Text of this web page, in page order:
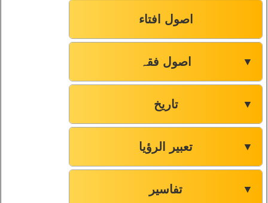
اصول افتاء
اصول فقہ ▼
تاریخ ▼
تعبیر الرؤیا ▼
تفاسیر ▼